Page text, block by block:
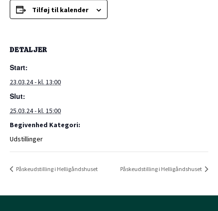
Tilføj til kalender
DETALJER
Start:
23.03.24 - kl. 13:00
Slut:
25.03.24 - kl. 15:00
Begivenhed Kategori:
Udstillinger
Påskeudstilling i Helligåndshuset Påskeudstilling i Helligåndshuset